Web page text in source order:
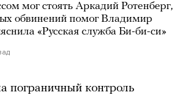
мог стоять Аркадий Ротенберг,
обвинений помог Владимир
«Русская служба Би-би-си»
пограничный контроль